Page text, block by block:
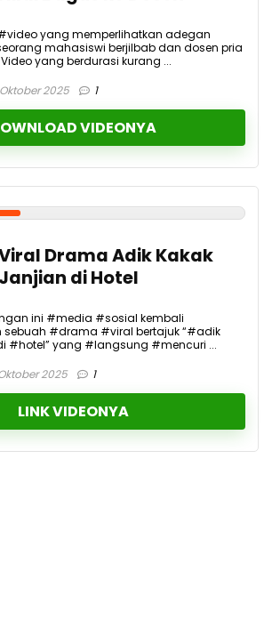
yang memperlihatkan adegan
mahasiswi berjilbab dan dosen pria
yang berdurasi kurang ...
2025 1
VIDEONYA
Drama Adik Kakak
Janjian di Hotel
ini #media #sosial kembali
sebuah #drama #viral bertajuk “#adik
#hotel” yang #langsung #mencuri ...
2025 1
LINK VIDEONYA